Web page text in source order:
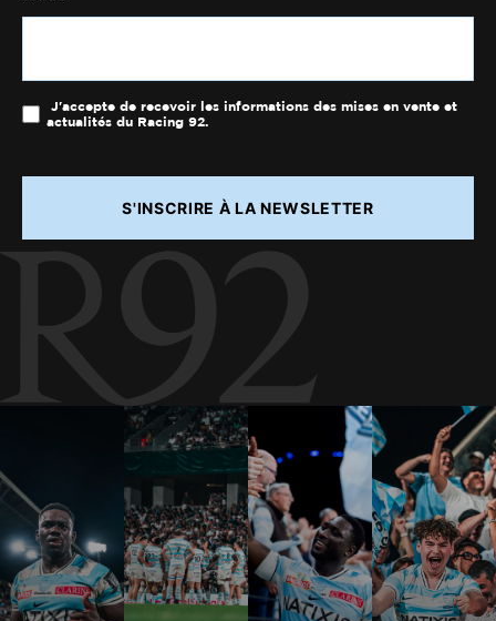
J'accepte de recevoir les informations des mises en vente et
actualités du Racing 92.
S'INSCRIRE À LA NEWSLETTER